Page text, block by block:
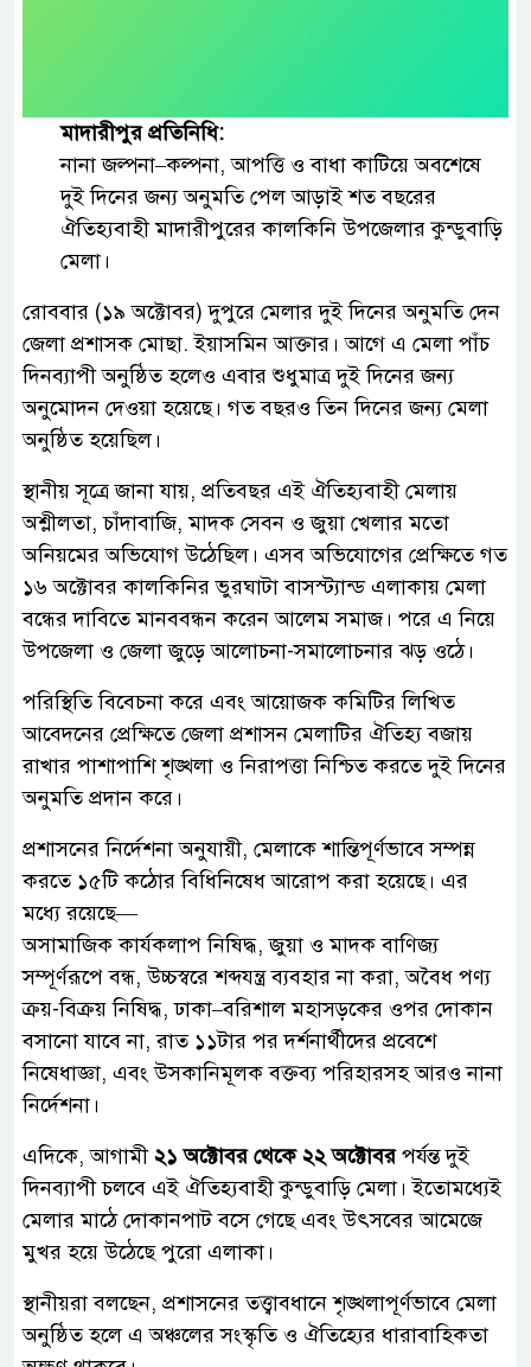
মাদারীপুর প্রতিনিধি:
নানা জল্পনা–কল্পনা, আপত্তি ও বাধা কাটিয়ে অবশেষে
দুই দিনের জন্য অনুমতি পেল আড়াই শত বছরের
ঐতিহ্যবাহী মাদারীপুরের কালকিনি উপজেলার কুন্ডুবাড়ি
মেলা।
রোববার (১৯ অক্টোবর) দুপুরে মেলার দুই দিনের অনুমতি দেন
জেলা প্রশাসক মোছা. ইয়াসমিন আক্তার। আগে এ মেলা পাঁচ
দিনব্যাপী অনুষ্ঠিত হলেও এবার শুধুমাত্র দুই দিনের জন্য
অনুমোদন দেওয়া হয়েছে। গত বছরও তিন দিনের জন্য মেলা
অনুষ্ঠিত হয়েছিল।
স্থানীয় সূত্রে জানা যায়, প্রতিবছর এই ঐতিহ্যবাহী মেলায়
অশ্লীলতা, চাঁদাবাজি, মাদক সেবন ও জুয়া খেলার মতো
অনিয়মের অভিযোগ উঠেছিল। এসব অভিযোগের প্রেক্ষিতে গত
১৬ অক্টোবর কালকিনির ভুরঘাটা বাসস্ট্যান্ড এলাকায় মেলা
বন্ধের দাবিতে মানববন্ধন করেন আলেম সমাজ। পরে এ নিয়ে
উপজেলা ও জেলা জুড়ে আলোচনা-সমালোচনার ঝড় ওঠে।
পরিস্থিতি বিবেচনা করে এবং আয়োজক কমিটির লিখিত
আবেদনের প্রেক্ষিতে জেলা প্রশাসন মেলাটির ঐতিহ্য বজায়
রাখার পাশাপাশি শৃঙ্খলা ও নিরাপত্তা নিশ্চিত করতে দুই দিনের
অনুমতি প্রদান করে।
প্রশাসনের নির্দেশনা অনুযায়ী, মেলাকে শান্তিপূর্ণভাবে সম্পন্ন
করতে ১৫টি কঠোর বিধিনিষেধ আরোপ করা হয়েছে। এর
মধ্যে রয়েছে—
অসামাজিক কার্যকলাপ নিষিদ্ধ, জুয়া ও মাদক বাণিজ্য
সম্পূর্ণরূপে বন্ধ, উচ্চস্বরে শব্দযন্ত্র ব্যবহার না করা, অবৈধ পণ্য
ক্রয়-বিক্রয় নিষিদ্ধ, ঢাকা–বরিশাল মহাসড়কের ওপর দোকান
বসানো যাবে না, রাত ১১টার পর দর্শনার্থীদের প্রবেশে
নিষেধাজ্ঞা, এবং উসকানিমূলক বক্তব্য পরিহারসহ আরও নানা
নির্দেশনা।
এদিকে, আগামী২১ অক্টোবর থেকে ২২ অক্টোবরপর্যন্ত দুই
দিনব্যাপী চলবে এই ঐতিহ্যবাহী কুন্ডুবাড়ি মেলা। ইতোমধ্যেই
মেলার মাঠে দোকানপাট বসে গেছে এবং উৎসবের আমেজে
মুখর হয়ে উঠেছে পুরো এলাকা।
স্থানীয়রা বলছেন, প্রশাসনের তত্ত্বাবধানে শৃঙ্খলাপূর্ণভাবে মেলা
অনুষ্ঠিত হলে এ অঞ্চলের সংস্কৃতি ও ঐতিহ্যের ধারাবাহিকতা